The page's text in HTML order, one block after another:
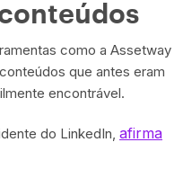
como a Assetway
que antes eram
encontrável.
do LinkedIn, afirma